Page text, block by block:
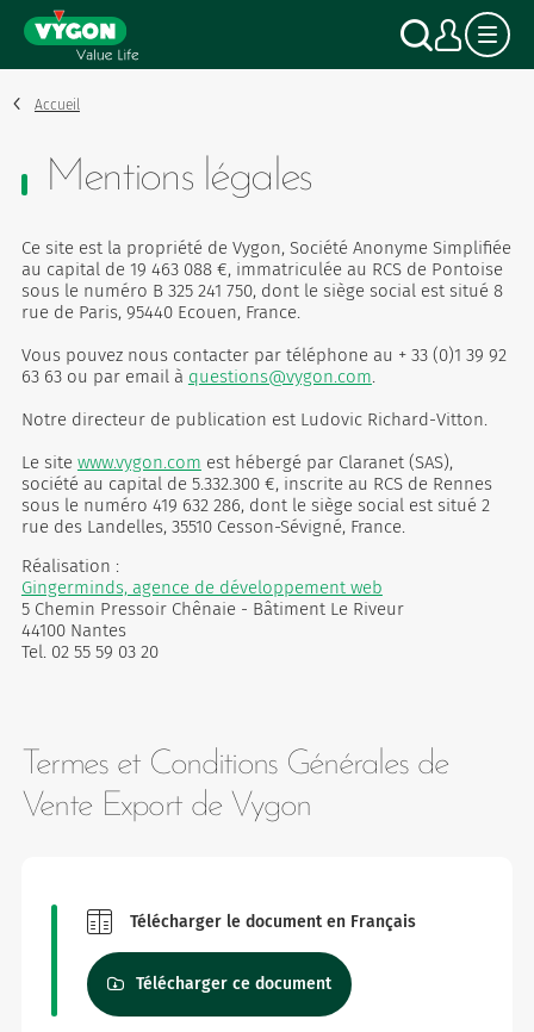
Panneau de gestion des cookies
principal
Accueil
Mentions légales
Ce site est la propriété de Vygon, Société Anonyme Simplifiée
au capital de 19 463 088 €, immatriculée au RCS de Pontoise
sous le numéro B 325 241 750, dont le siège social est situé 8
rue de Paris, 95440 Ecouen, France.
Vous pouvez nous contacter par téléphone au + 33 (0)1 39 92
63 63 ou par email à questions@vygon.com.
Notre directeur de publication est Ludovic Richard-Vitton.
Le site www.vygon.com est hébergé par Claranet (SAS),
société au capital de 5.332.300 €, inscrite au RCS de Rennes
sous le numéro 419 632 286, dont le siège social est situé 2
rue des Landelles, 35510 Cesson-Sévigné, France.
Réalisation :
Gingerminds, agence de développement web
5 Chemin Pressoir Chênaie - Bâtiment Le Riveur
44100 Nantes
Tel. 02 55 59 03 20
Termes et Conditions Générales de
Vente Export de Vygon
Télécharger le document en Français
Télécharger ce document
Vygon a décidé de maintenir Nutrisafe2 pour ces patients.